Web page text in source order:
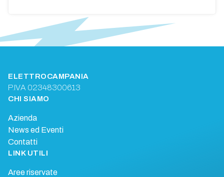
ELETTROCAMPANIA
P.IVA 02348300613
CHI SIAMO
Azienda
News ed Eventi
Contatti
LINK UTILI
Aree riservate